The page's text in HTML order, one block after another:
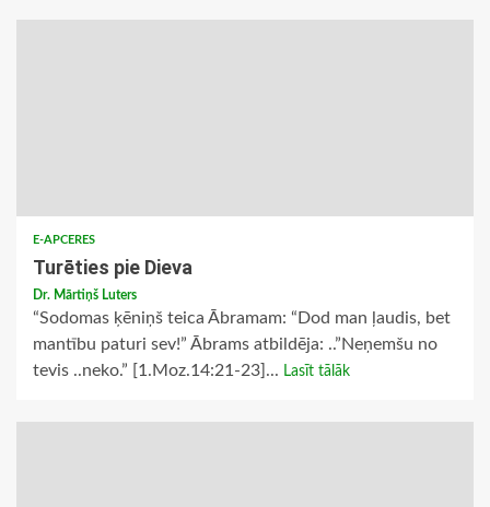
E-APCERES
Turēties pie Dieva
Dr. Mārtiņš Luters
“Sodomas ķēniņš teica Ābramam: “Dod man ļaudis, bet
mantību paturi sev!” Ābrams atbildēja: ..”Neņemšu no
tevis ..neko.” [1.Moz.14:21-23]... Lasīt tālāk